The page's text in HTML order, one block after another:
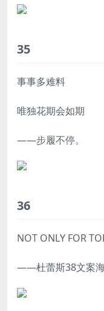
35
事事多难料
唯独花期会如期
——步履不停。
36
NOT ONLY FOR
——杜蕾斯38文案